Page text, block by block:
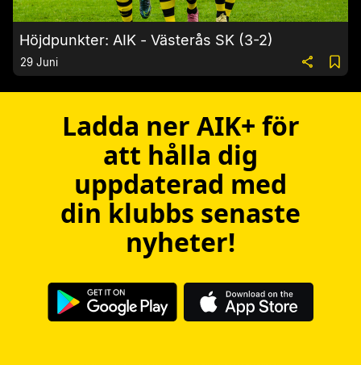
Höjdpunkter: AIK - Västerås SK (3-2)
29 Juni
Ladda ner AIK+ för
att hålla dig
uppdaterad med
din klubbs senaste
nyheter!